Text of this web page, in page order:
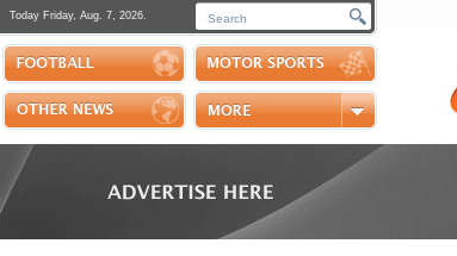
Today Friday, Aug. 7, 2026.
Polls
Scores
Handball